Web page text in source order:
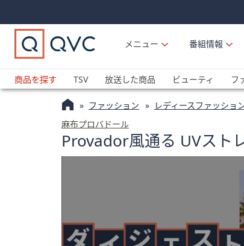
Links
Links2
メニュー
番組情報
商品を探す
TSV 放送した商品 ビューティ フ
ファッション レディースファッショ
麻布プロバドール
Provador風通る UVスト